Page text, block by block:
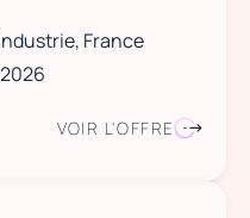
France
VOIR L'OFFRE